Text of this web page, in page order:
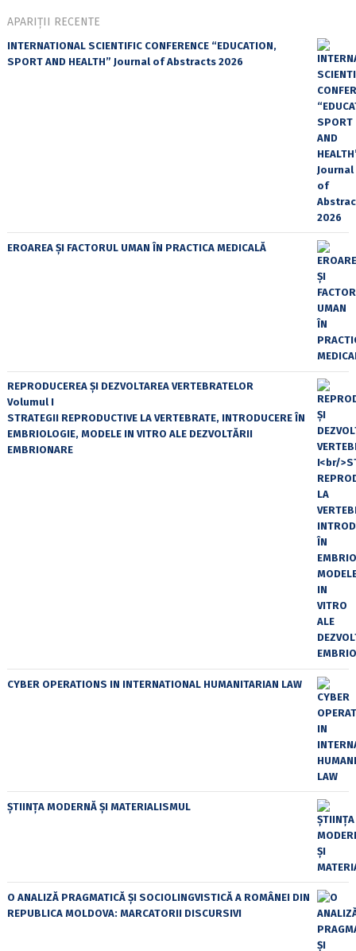
APARIȚII RECENTE
INTERNATIONAL SCIENTIFIC CONFERENCE “EDUCATION,
SPORT AND HEALTH” Journal of Abstracts 2026
EROAREA ȘI FACTORUL UMAN ÎN PRACTICA MEDICALĂ
REPRODUCEREA ȘI DEZVOLTAREA VERTEBRATELOR
Volumul I
STRATEGII REPRODUCTIVE LA VERTEBRATE, INTRODUCERE ÎN
EMBRIOLOGIE, MODELE IN VITRO ALE DEZVOLTĂRII
EMBRIONARE
CYBER OPERATIONS IN INTERNATIONAL HUMANITARIAN LAW
ȘTIINȚA MODERNĂ ȘI MATERIALISMUL
O ANALIZĂ PRAGMATICĂ ȘI SOCIOLINGVISTICĂ A ROMÂNEI DIN
REPUBLICA MOLDOVA: MARCATORII DISCURSIVI